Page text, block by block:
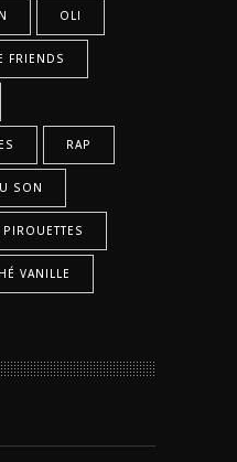
OLI
FRIENDS
RAP
SON
PIROUETTES
VANILLE